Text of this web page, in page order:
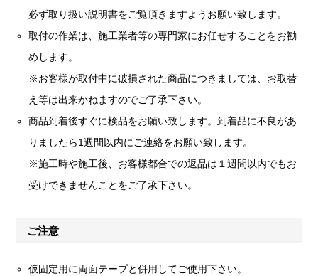
必ず取り扱い説明書をご覧頂きますようお願い致します。
取付の作業は、施工業者等の専門家にお任せすることをお勧
めします。
※お客様が取付中に破損された商品につきましては、お取替
え等は出来かねますのでご了承下さい。
商品到着後すぐに検品をお願い致します。到着品に不良があ
りましたら1週間以内にご連絡をお願い致します。
※施工時や施工後、お客様都合での返品は１週間以内でもお
受けできませんことをご了承下さい。
ご注意
仮固定用に両面テープと併用してご使用下さい。